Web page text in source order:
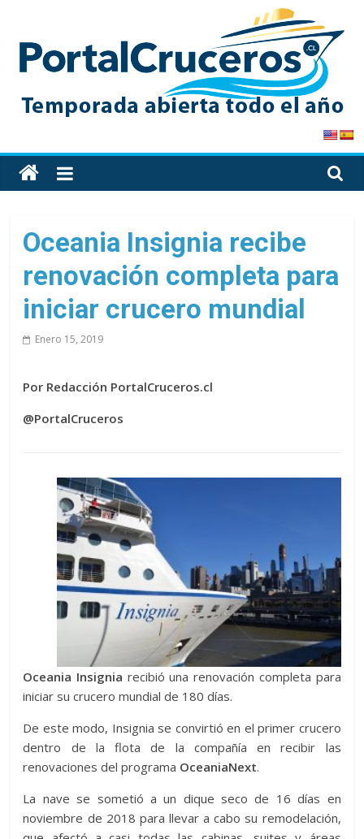
content
PortalCruceros
Toda
la
de
cruceros
en
un
solo
Oceania Insignia recibe
renovación completa para
iniciar crucero mundial
Enero 15, 2019
Por Redacción PortalCruceros.cl
@PortalCruceros
Oceania Insignia recibió una renovación completa para
iniciar su crucero mundial de 180 días.
De este modo, Insignia se convirtió en el primer crucero
dentro de la flota de la compañía en recibir las
renovaciones del programa OceaniaNext.
La nave se sometió a un dique seco de 16 días en
noviembre de 2018 para llevar a cabo su remodelación,